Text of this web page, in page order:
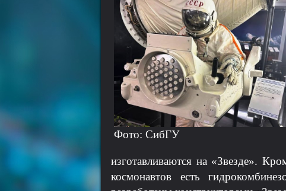
Фото: СибГУ
изготавливаются на «Звезде».
космонавтов есть